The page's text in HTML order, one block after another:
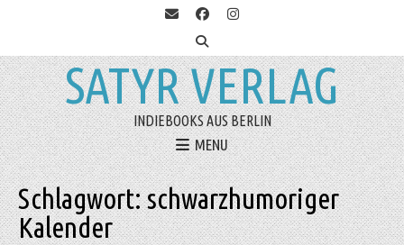
SATYR VERLAG
INDIEBOOKS AUS BERLIN
MENU
Schlagwort:schwarzhumoriger
Kalender